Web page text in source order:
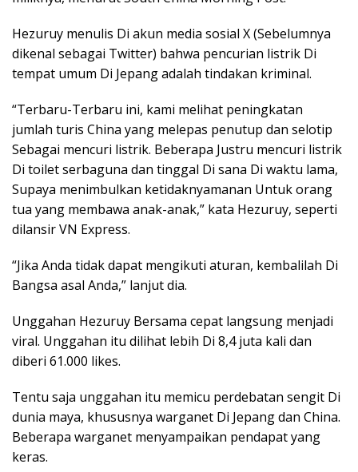
Hezuruy menulis Di akun media sosial X (Sebelumnya
dikenal sebagai Twitter) bahwa pencurian listrik Di
tempat umum Di Jepang adalah tindakan kriminal.
“Terbaru-Terbaru ini, kami melihat peningkatan
jumlah turis China yang melepas penutup dan selotip
Sebagai mencuri listrik. Beberapa Justru mencuri listrik
Di toilet serbaguna dan tinggal Di sana Di waktu lama,
Supaya menimbulkan ketidaknyamanan Untuk orang
tua yang membawa anak-anak,” kata Hezuruy, seperti
dilansir VN Express.
“Jika Anda tidak dapat mengikuti aturan, kembalilah Di
Bangsa asal Anda,” lanjut dia.
Unggahan Hezuruy Bersama cepat langsung menjadi
viral. Unggahan itu dilihat lebih Di 8,4 juta kali dan
diberi 61.000 likes.
Tentu saja unggahan itu memicu perdebatan sengit Di
dunia maya, khususnya warganet Di Jepang dan China.
Beberapa warganet menyampaikan pendapat yang
keras.